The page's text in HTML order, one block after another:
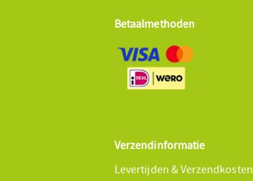
Betaalmethoden
Verzendinformatie
Levertijden & Verzendkosten